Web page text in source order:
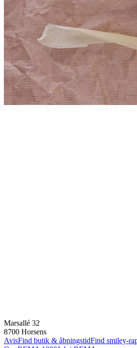
Marsallé 32
8700 Horsens
AvisFind butik & åbningstidFind smiley-